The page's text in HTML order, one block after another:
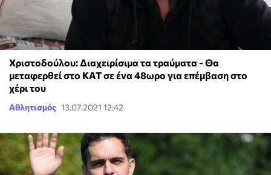
Χριστοδούλου: Διαχειρίσιμα τα τραύματα - Θα
μεταφερθεί στο ΚΑΤ σε ένα 48ωρο για επέμβαση στο
χέρι του
Αθλητισμός 13.07.2021 12:42